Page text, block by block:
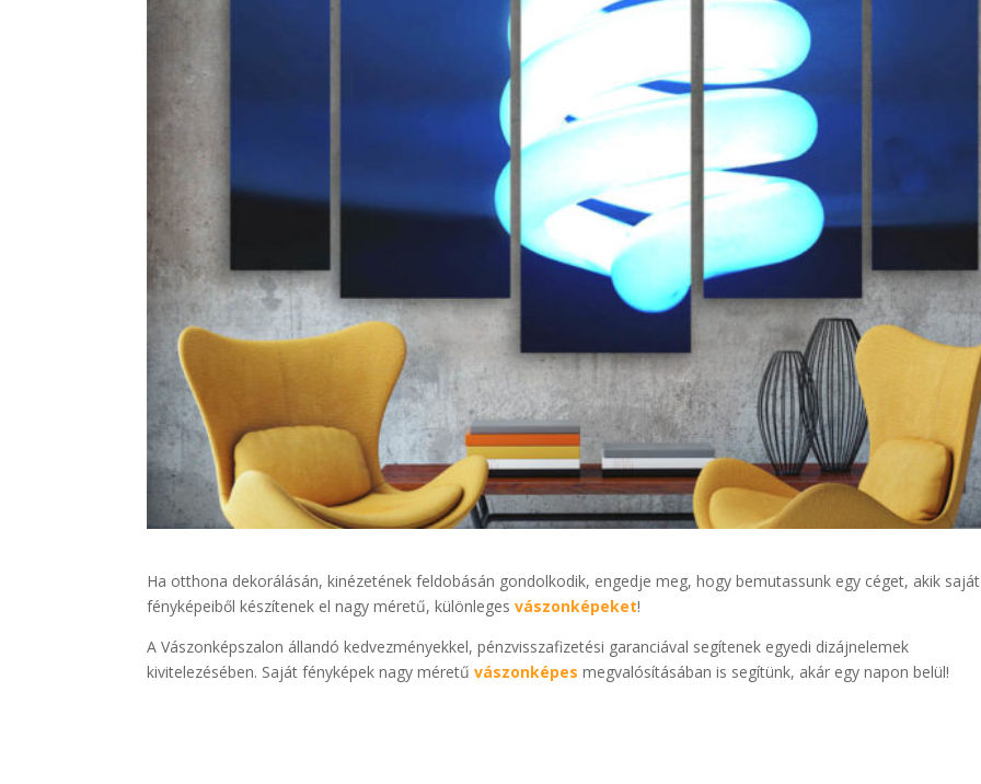
Ha otthona dekorálásán, kinézetének feldobásán gondolkodik, engedje meg, hogy bemutassunk egy céget, akik saját
fényképeiből készítenek el nagy méretű, különlegesvászonképeket!
A Vászonképszalon állandó kedvezményekkel, pénzvisszafizetési garanciával segítenek egyedi dizájnelemek
kivitelezésében. Saját fényképek nagy méretűvászonképes megvalósításában is segítünk, akár egy napon belül!